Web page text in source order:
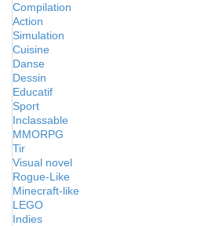
Compilation
Action
Simulation
Cuisine
Danse
Dessin
Educatif
Sport
Inclassable
MMORPG
Tir
Visual novel
Rogue-Like
Minecraft-like
LEGO
Indies